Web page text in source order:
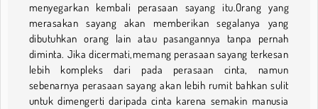
menyegarkan kembali perasaan sayang itu.Orang yang
merasakan sayang akan memberikan segalanya yang
dibutuhkan orang lain atau pasangannya tanpa pernah
diminta. Jika dicermati,memang perasaan sayang terkesan
lebih kompleks dari pada perasaan cinta, namun
sebenarnya perasaan sayang akan lebih rumit bahkan sulit
untuk dimengerti daripada cinta karena semakin manusia